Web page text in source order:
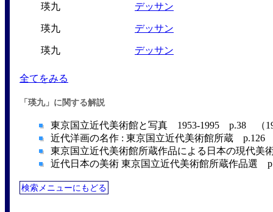
瑛九 デッサン
瑛九 デッサン
瑛九 デッサン
全てをみる
「瑛九」に関する解説
東京国立近代美術館と写真 1953-1995 p.38 （
近代洋画の名作 : 東京国立近代美術館所蔵 p.126
東京国立近代美術館所蔵作品による日本の現代
近代日本の美術 東京国立近代美術館所蔵作品選
検索メニューにもどる